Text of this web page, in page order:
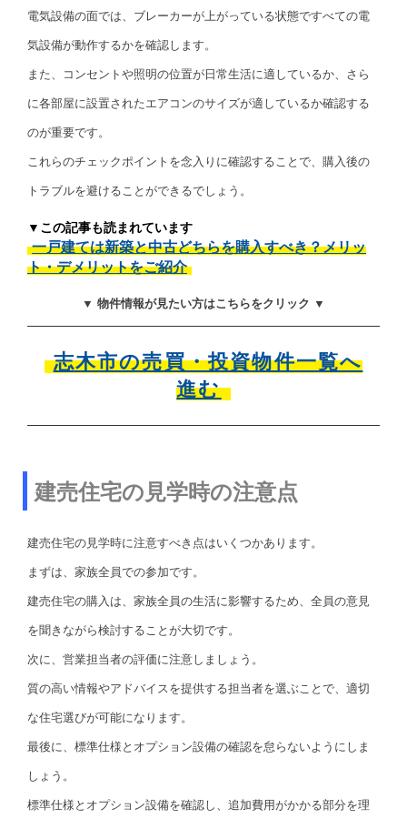
電気設備の面では、ブレーカーが上がっている状態ですべての電
気設備が動作するかを確認します。
また、コンセントや照明の位置が日常生活に適しているか、さら
に各部屋に設置されたエアコンのサイズが適しているか確認する
のが重要です。
これらのチェックポイントを念入りに確認することで、購入後の
トラブルを避けることができるでしょう。
▼この記事も読まれています
一戸建ては新築と中古どちらを購入すべき？メリッ
ト・デメリットをご紹介
▼ 物件情報が見たい方はこちらをクリック ▼
志木市の売買・投資物件一覧へ
進む
建売住宅の見学時の注意点
建売住宅の見学時に注意すべき点はいくつかあります。
まずは、家族全員での参加です。
建売住宅の購入は、家族全員の生活に影響するため、全員の意見
を聞きながら検討することが大切です。
次に、営業担当者の評価に注意しましょう。
質の高い情報やアドバイスを提供する担当者を選ぶことで、適切
な住宅選びが可能になります。
最後に、標準仕様とオプション設備の確認を怠らないようにしま
しょう。
標準仕様とオプション設備を確認し、追加費用がかかる部分を理